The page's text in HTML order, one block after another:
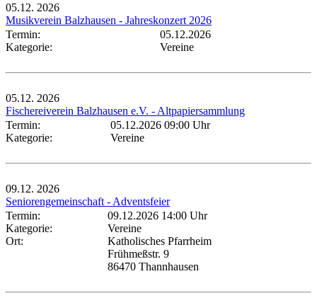
05.12. 2026
Musikverein Balzhausen - Jahreskonzert 2026
Termin:
05.12.2026
Kategorie:
Vereine
05.12. 2026
Fischereiverein Balzhausen e.V. - Altpapiersammlung
Termin:
05.12.2026 09:00 Uhr
Kategorie:
Vereine
09.12. 2026
Seniorengemeinschaft - Adventsfeier
Termin:
09.12.2026 14:00 Uhr
Kategorie:
Vereine
Ort:
Katholisches Pfarrheim
Frühmeßstr. 9
86470 Thannhausen